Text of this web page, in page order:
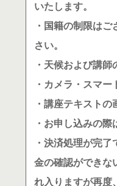
いたします。
・国籍の制限は
さい。
・天候および講
・カメラ・スマ
・講座テキスト
・お申し込みの
・決済処理が完
金の確認ができな
れ入りますが再度